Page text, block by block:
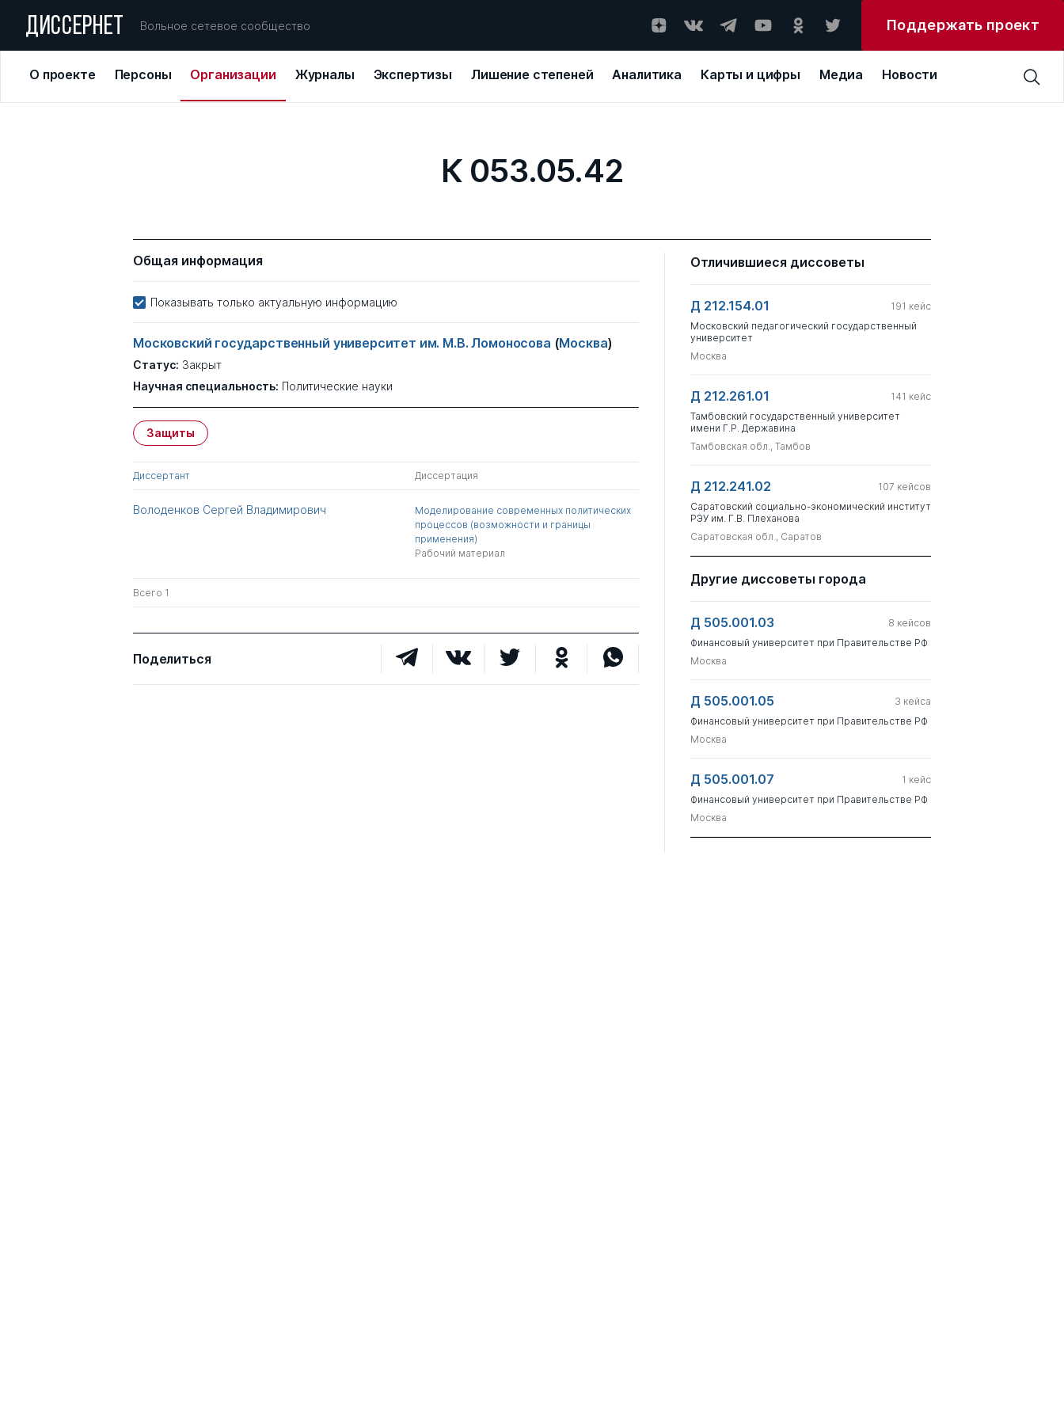
ДИССЕРНЕТ Вольное сетевое сообщество Поддержать проект
О проекте Персоны Организации Журналы Экспертизы Лишение степеней Аналитика Карты и цифры Медиа Новости
К 053.05.42
Общая информация
Показывать только актуальную информацию
Московский государственный университет им. М.В. Ломоносова (Москва)
Статус: Закрыт
Научная специальность: Политические науки
Защиты
Диссертант Диссертация
Володенков Сергей Владимирович
Моделирование современных политических
процессов (возможности и границы
применения)
Рабочий материал
Всего 1
Поделиться
Отличившиеся диссоветы
Д 212.154.01 191 кейс
Московский педагогический государственный
университет
Москва
Д 212.261.01 141 кейс
Тамбовский государственный университет
имени Г.Р. Державина
Тамбовская обл., Тамбов
Д 212.241.02 107 кейсов
Саратовский социально-экономический институт
РЭУ им. Г.В. Плеханова
Саратовская обл., Саратов
Другие диссоветы города
Д 505.001.03 8 кейсов
Финансовый университет при Правительстве РФ
Москва
Д 505.001.05 3 кейса
Финансовый университет при Правительстве РФ
Москва
Д 505.001.07 1 кейс
Финансовый университет при Правительстве РФ
Москва